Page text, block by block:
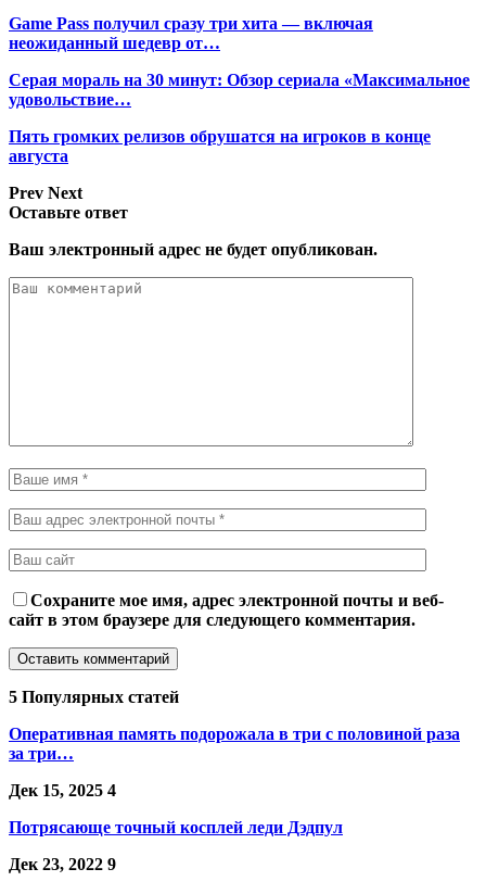
Game Pass получил сразу три хита — включая
неожиданный шедевр от…
Серая мораль на 30 минут: Обзор сериала «Максимальное
удовольствие…
Пять громких релизов обрушатся на игроков в конце
августа
Prev Next
Оставьте ответ
Ваш электронный адрес не будет опубликован.
Сохраните мое имя, адрес электронной почты и веб-
сайт в этом браузере для следующего комментария.
5 Популярных статей
Оперативная память подорожала в три с половиной раза
за три…
Дек 15, 2025 4
Потрясающе точный косплей леди Дэдпул
Дек 23, 2022 9